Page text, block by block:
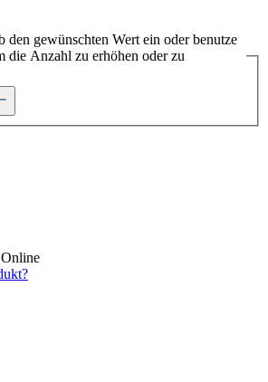
gewünschten Wert ein oder benutze
die Anzahl zu erhöhen oder zu